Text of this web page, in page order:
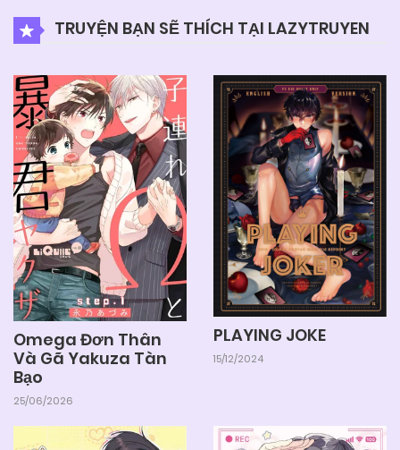
TRUYỆN BẠN SẼ THÍCH TẠI LAZYTRUYEN
Omega Đơn Thân
Và Gã Yakuza Tàn
Bạo
25/06/2026
PLAYING JOKE
15/12/2024